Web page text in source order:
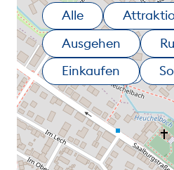
Alle
Ausgehen
Einkaufen